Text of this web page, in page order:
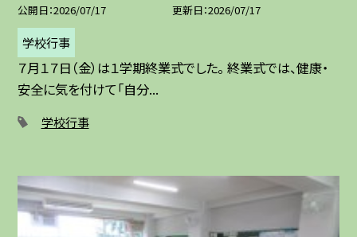
公開日 2026/07/17 更新日 2026/07/17
学校行事
７月１７日（金）は１学期終業式でした。 終業式では、健康・
安全に気を付けて「自分...
学校行事